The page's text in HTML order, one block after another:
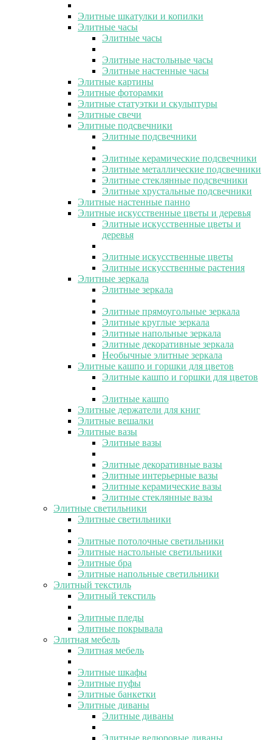
Элитные шкатулки и копилки
Элитные часы
Элитные часы
Элитные настольные часы
Элитные настенные часы
Элитные картины
Элитные фоторамки
Элитные статуэтки и скульптуры
Элитные свечи
Элитные подсвечники
Элитные подсвечники
Элитные керамические подсвечники
Элитные металлические подсвечники
Элитные стеклянные подсвечники
Элитные хрустальные подсвечники
Элитные настенные панно
Элитные искусственные цветы и деревья
Элитные искусственные цветы и
деревья
Элитные искусственные цветы
Элитные искусственные растения
Элитные зеркала
Элитные зеркала
Элитные прямоугольные зеркала
Элитные круглые зеркала
Элитные напольные зеркала
Элитные декоративные зеркала
Необычные элитные зеркала
Элитные кашпо и горшки для цветов
Элитные кашпо и горшки для цветов
Элитные кашпо
Элитные держатели для книг
Элитные вешалки
Элитные вазы
Элитные вазы
Элитные декоративные вазы
Элитные интерьерные вазы
Элитные керамические вазы
Элитные стеклянные вазы
Элитные светильники
Элитные светильники
Элитные потолочные светильники
Элитные настольные светильники
Элитные бра
Элитные напольные светильники
Элитный текстиль
Элитный текстиль
Элитные пледы
Элитные покрывала
Элитная мебель
Элитная мебель
Элитные шкафы
Элитные пуфы
Элитные банкетки
Элитные диваны
Элитные диваны
Элитные велюровые диваны